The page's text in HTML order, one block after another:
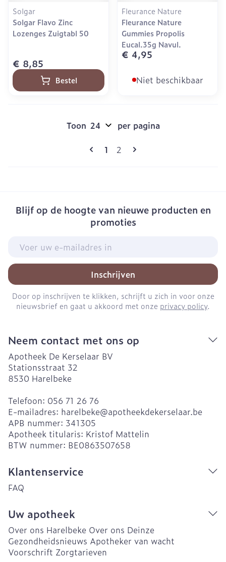
Solgar
Solgar Flavo Zinc
Lozenges Zuigtabl 50
€ 8,85
Bestel
Fleurance Nature
Fleurance Nature
Gummies Propolis
Eucal.35g Navul.
€ 4,95
Niet beschikbaar
Pagina's
U lees momenteel pagina
1 Pagina
2
Toon per pagina
Blijf op de hoogte van nieuwe producten en
promoties
Inschrijven
Door op inschrijven te klikken, schrijft u zich in voor onze
nieuwsbrief en gaat u akkoord met onze privacy policy.
Neem contact met ons op
Apotheek De Kerselaar BV
Stationsstraat 32
8530 Harelbeke
Telefoon: 056 71 26 76
E-mailadres: harelbeke@apotheekdekerselaar.be
APB nummer: 341305
Apotheek titularis: Kristof Mattelin
BTW nummer: BE0863507658
Klantenservice
FAQ
Uw apotheek
Over ons Harelbeke Over ons Deinze
Gezondheidsnieuws Apotheker van wacht
Voorschrift Zorgtarieven